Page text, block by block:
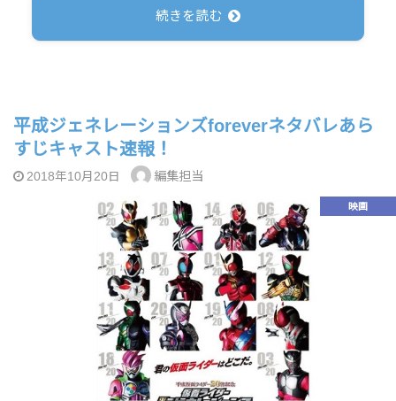
続きを読む
平成ジェネレーションズforeverネタバレあら
すじキャスト速報！
2018年10月20日 編集担当
映画